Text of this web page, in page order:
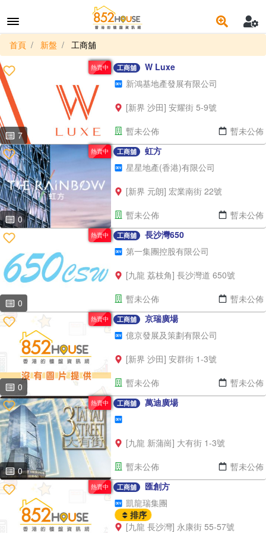
首頁 新盤 工商舖
熱賣中
7
工商舖
W Luxe
新鴻基地產發展有限公司
[新界 沙田] 安耀街 5-9號
暫未公佈
暫未公佈
熱賣中
0
工商舖
虹方
星星地產(香港)有限公司
[新界 元朗] 宏業南街 22號
暫未公佈
暫未公佈
熱賣中
0
工商舖
長沙灣650
第一集團控股有限公司
[九龍 荔枝角] 長沙灣道 650號
暫未公佈
暫未公佈
熱賣中
0
工商舖
京瑞廣場
億京發展及策劃有限公司
[新界 沙田] 安群街 1-3號
暫未公佈
暫未公佈
熱賣中
0
工商舖 萬迪廣場
[九龍 新蒲崗] 大有街 1-3號
暫未公佈
暫未公佈
熱賣中 工商舖
匯創方
凱龍瑞集團
[九龍 長沙灣] 永康街 55-57號
排序